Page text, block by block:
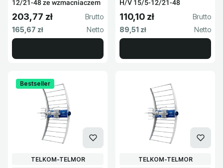
12/21-48 ze wzmacniaczem
Cena brutto
203,77 zł
Cena netto
165,67 zł
H/V 15/5-12/21-48
Cena brutto
110,10 zł
Cena netto
89,51 zł
Bestseller
PRODUCENT
TELKOM-TELMOR PRODUCENT
TELKOM-TELMOR